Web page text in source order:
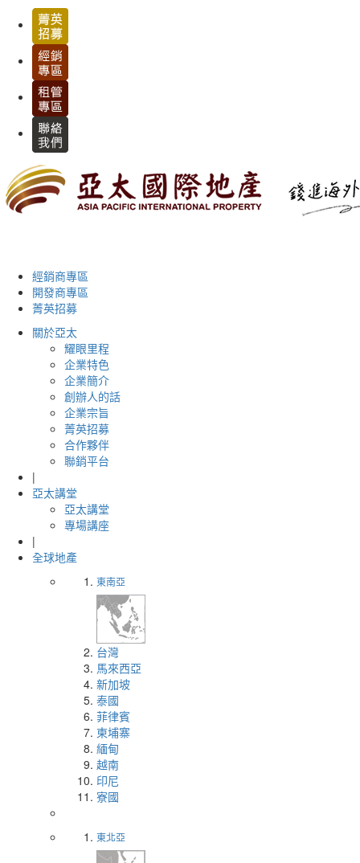
經銷商專區
開發商專區
菁英招募
關於亞太
耀眼里程
企業特色
企業簡介
創辦人的話
企業宗旨
菁英招募
合作夥伴
聯銷平台
|
亞太講堂
亞太講堂
專場講座
|
全球地產
東南亞
台灣
馬來西亞
新加坡
泰國
菲律賓
柬埔寨
緬甸
越南
印尼
寮國
東北亞